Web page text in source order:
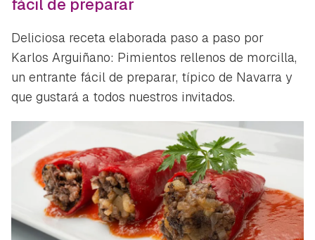
fácil de preparar
Deliciosa receta elaborada paso a paso por
Karlos Arguiñano: Pimientos rellenos de morcilla,
un entrante fácil de preparar, típico de Navarra y
que gustará a todos nuestros invitados.